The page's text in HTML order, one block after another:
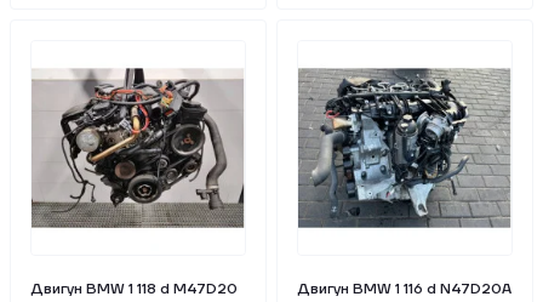
Двигун BMW 1 118 d M47D20
Двигун BMW 1 116 d N47D20A